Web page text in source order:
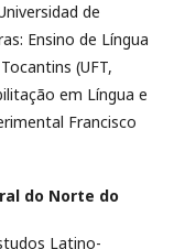
de
Ensino de Língua
(UFT,
em Língua e
Francisco
do Norte do
Latino-